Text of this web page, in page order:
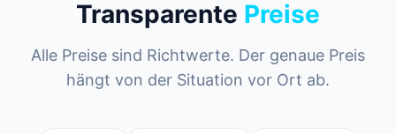
Transparente Preise
Alle Preise sind Richtwerte. Der genaue Preis
hängt von der Situation vor Ort ab.